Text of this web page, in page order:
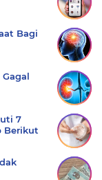
Bagi
7
Berikut